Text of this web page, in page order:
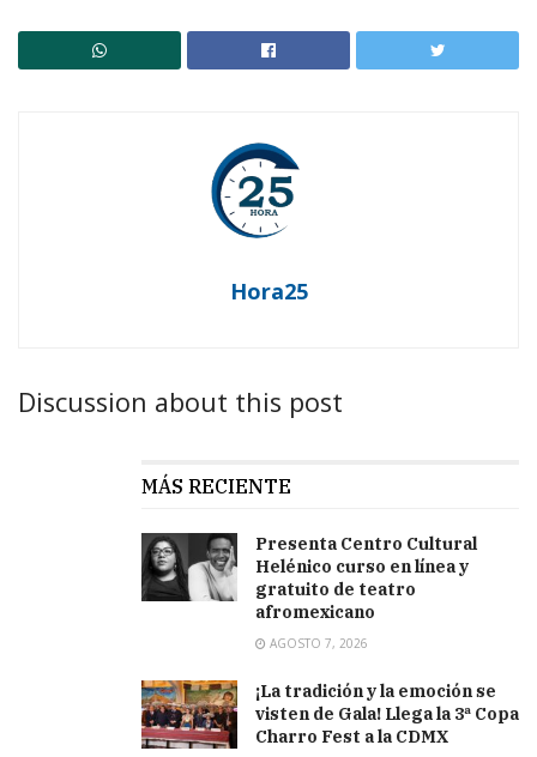
Hora25
Discussion about this post
MÁS RECIENTE
Presenta Centro Cultural
Helénico curso en línea y
gratuito de teatro
afromexicano
AGOSTO 7, 2026
¡La tradición y la emoción se
visten de Gala! Llega la 3ª Copa
Charro Fest a la CDMX